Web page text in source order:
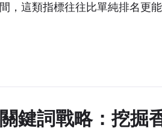
間，這類指標往往比單純排名更能
關鍵詞戰略：挖掘